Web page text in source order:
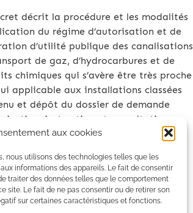
aux cookies
nous utilisons des technologies telles que les
informations des appareils. Le fait de consentir
traiter des données telles que le comportement
site. Le fait de ne pas consentir ou de retirer son
sur certaines caractéristiques et fonctions.
décrit la procédure et les modalités
du régime d’autorisation et de
d’utilité publique des canalisations
de gaz, d’hydrocarbures et de
chimiques qui s’avère être très proche
applicable aux installations classées
et dépôt du dossier de demande
instruction et consultations,
publique, arrêté d’autorisations,
bénéfice des droits acquis pour
existantes, institution des
d’utilité publiques…).
décret